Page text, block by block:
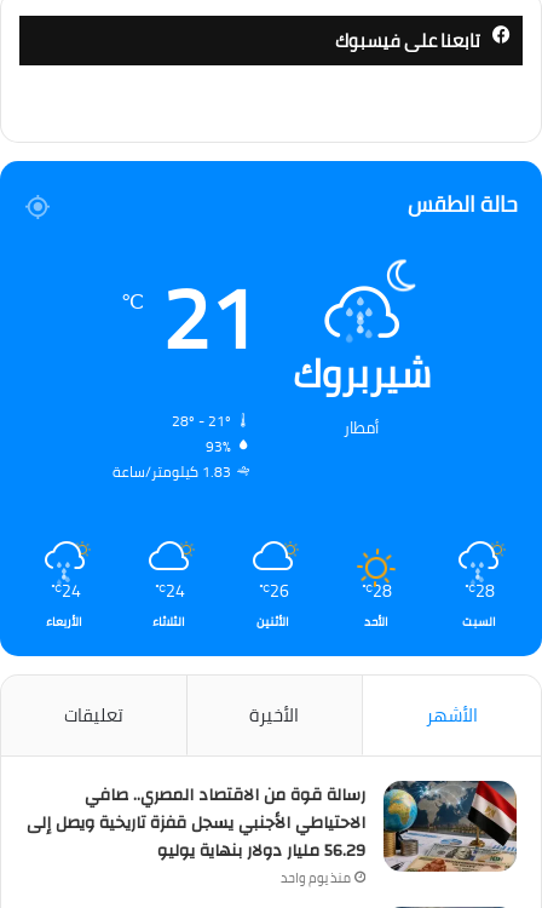
تابعنا على فيسبوك
حالة الطقس
شيربروك
أمطار
21
℃
93%
1.83 كيلومتر/ساعة
28
℃
السبت
28
℃
الأحد
26
℃
الأثنين
24
℃
الثلاثاء
24
℃
الأربعاء
الأشهر الأخيرة تعليقات
رسالة قوة من الاقتصاد المصري.. صافي
الاحتياطي الأجنبي يسجل قفزة تاريخية ويصل إلى
56.29 مليار دولار بنهاية يوليو
منذ يوم واحد